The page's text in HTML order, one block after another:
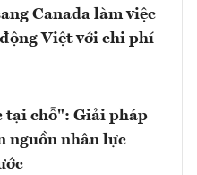
Canada làm việc
Việt với chi phí
tại chỗ": Giải pháp
nguồn nhân lực